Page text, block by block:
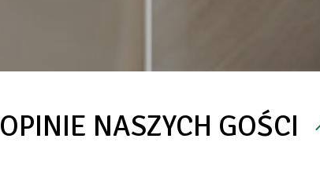
OPINIE NASZYCH GOŚCI